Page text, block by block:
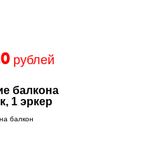
рублей
балкона
1 эркер